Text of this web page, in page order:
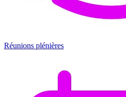
Réunions plénières